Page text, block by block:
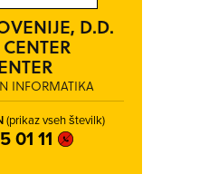
D.D.
INFORMATIKA
(prikaz vseh številk)
01 11